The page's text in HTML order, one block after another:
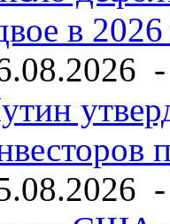
в
-
-